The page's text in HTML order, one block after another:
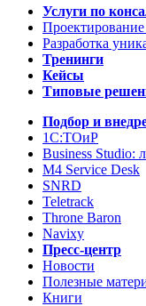
Услуги по
Разработка
Тренинги
Кейсы
Типовые
Подбор и
1C:ТОиР
Business Studio:
M4 Service Desk
SNRD
Teletrack
Throne Baron
Navixy
Пресс-центр
Новости
Полезные
Книги